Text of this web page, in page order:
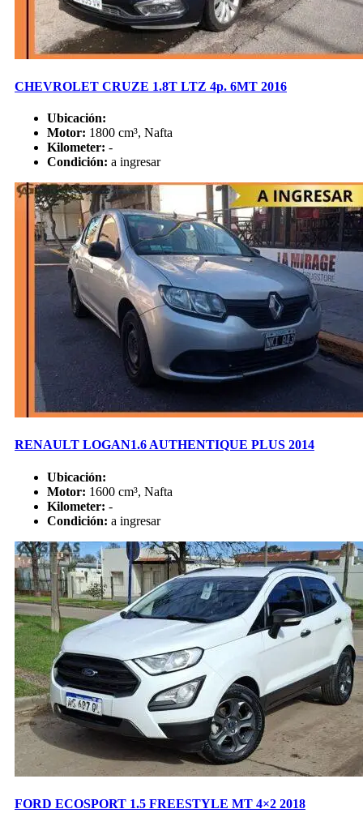
CHEVROLET CRUZE 1.8T LTZ 4p. 6MT 2016
Ubicación:
Motor: 1800 cm³, Nafta
Kilometer: -
Condición: a ingresar
RENAULT LOGAN1.6 AUTHENTIQUE PLUS 2014
Ubicación:
Motor: 1600 cm³, Nafta
Kilometer: -
Condición: a ingresar
FORD ECOSPORT 1.5 FREESTYLE MT 4×2 2018